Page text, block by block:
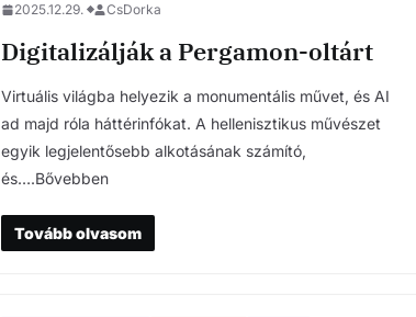
2025.12.29. CsDorka
Digitalizálják a Pergamon-oltárt
Virtuális világba helyezik a monumentális művet, és AI
ad majd róla háttérinfókat. A hellenisztikus művészet
egyik legjelentősebb alkotásának számító,
és….Bővebben
Tovább olvasom